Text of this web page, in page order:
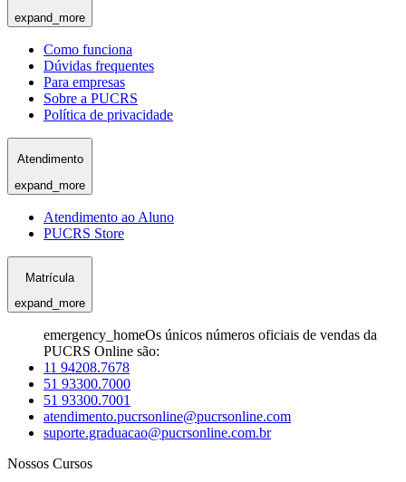
expand_more
Como funciona
Dúvidas frequentes
Para empresas
Sobre a PUCRS
Política de privacidade
Atendimento
expand_more
Atendimento ao Aluno
PUCRS Store
Matrícula
expand_more
emergency_homeOs únicos números oficiais de vendas da
PUCRS Online são:
11 94208.7678
51 93300.7000
51 93300.7001
atendimento.pucrsonline@pucrsonline.com
suporte.graduacao@pucrsonline.com.br
Nossos Cursos